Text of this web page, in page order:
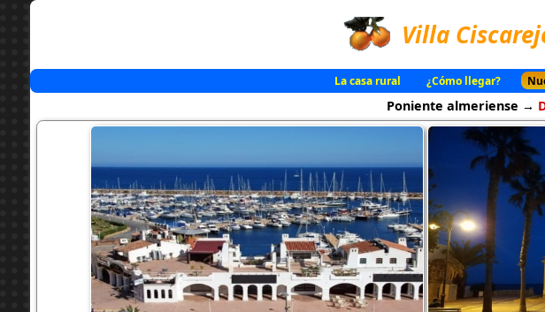
Villa
La casa rural ¿Cómo llegar?
Poniente almeriense →